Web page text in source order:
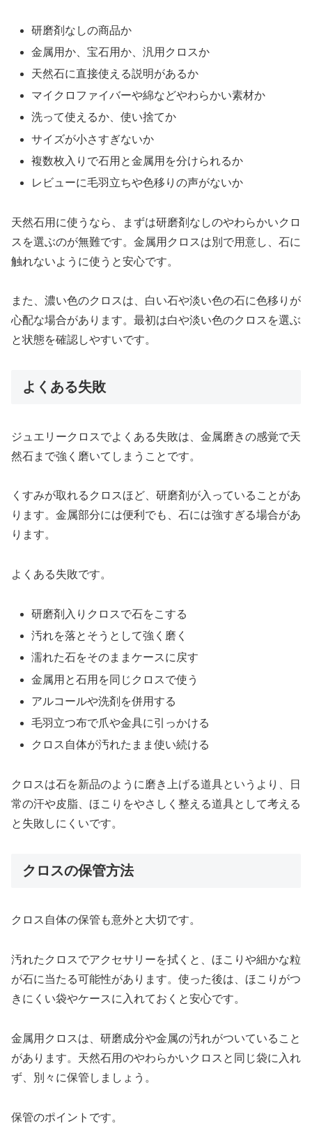
研磨剤なしの商品か
金属用か、宝石用か、汎用クロスか
天然石に直接使える説明があるか
マイクロファイバーや綿などやわらかい素材か
洗って使えるか、使い捨てか
サイズが小さすぎないか
複数枚入りで石用と金属用を分けられるか
レビューに毛羽立ちや色移りの声がないか
天然石用に使うなら、まずは研磨剤なしのやわらかいクロ
スを選ぶのが無難です。金属用クロスは別で用意し、石に
触れないように使うと安心です。
また、濃い色のクロスは、白い石や淡い色の石に色移りが
心配な場合があります。最初は白や淡い色のクロスを選ぶ
と状態を確認しやすいです。
よくある失敗
ジュエリークロスでよくある失敗は、金属磨きの感覚で天
然石まで強く磨いてしまうことです。
くすみが取れるクロスほど、研磨剤が入っていることがあ
ります。金属部分には便利でも、石には強すぎる場合があ
ります。
よくある失敗です。
研磨剤入りクロスで石をこする
汚れを落とそうとして強く磨く
濡れた石をそのままケースに戻す
金属用と石用を同じクロスで使う
アルコールや洗剤を併用する
毛羽立つ布で爪や金具に引っかける
クロス自体が汚れたまま使い続ける
クロスは石を新品のように磨き上げる道具というより、日
常の汗や皮脂、ほこりをやさしく整える道具として考える
と失敗しにくいです。
クロスの保管方法
クロス自体の保管も意外と大切です。
汚れたクロスでアクセサリーを拭くと、ほこりや細かな粒
が石に当たる可能性があります。使った後は、ほこりがつ
きにくい袋やケースに入れておくと安心です。
金属用クロスは、研磨成分や金属の汚れがついていること
があります。天然石用のやわらかいクロスと同じ袋に入れ
ず、別々に保管しましょう。
保管のポイントです。